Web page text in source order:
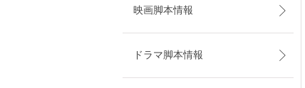
映画脚本情報
ドラマ脚本情報